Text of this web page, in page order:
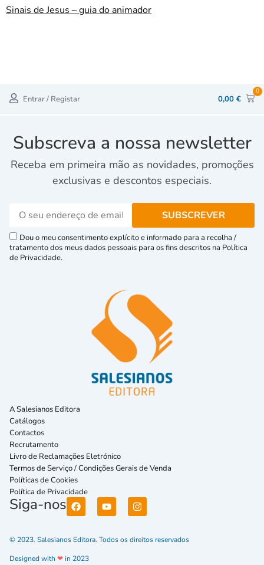
Sinais de Jesus – guia do animador
Entrar / Registar 0,00 €
0
Subscreva a nossa newsletter
Receba em primeira mão as novidades, promoções
exclusivas e descontos especiais.
Dou o meu consentimento explícito e informado para a recolha /
tratamento dos meus dados pessoais para os fins descritos na Política
de Privacidade.
A Salesianos Editora
Catálogos
Contactos
Recrutamento
Livro de Reclamações Eletrónico
Termos de Serviço / Condições Gerais de Venda
Políticas de Cookies
Política de Privacidade
Siga-nos
© 2023. Salesianos Editora. Todos os direitos reservados
Designed with ❤in 2023